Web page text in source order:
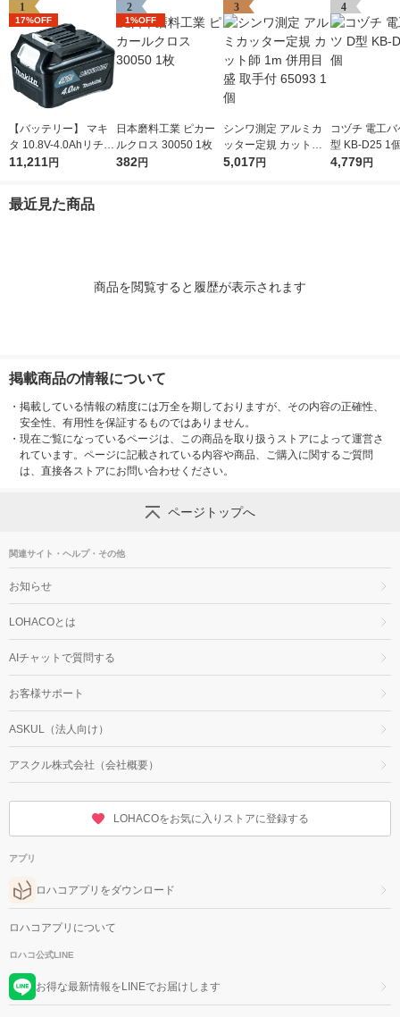
1
17%OFF
【バッテリー】 マキ
タ 10.8V-4.0Ahリチウ
ムイオンバッテリ A-5
11,211円
2
1%OFF
日本磨料工業 ピカー
ルクロス 30050 1枚
382円
3
シンワ測定 アルミカ
ッター定規 カット師
1m 併用目盛 取手付 6
5,017円
4
コヅチ 電工
型 KB-D25 1
4,779円
最近見た商品
商品を閲覧すると履歴が表示されます
掲載商品の情報について
・ 掲載している情報の精度には万全を期しておりますが、その内容の正確性、
安全性、有用性を保証するものではありません。
・ 現在ご覧になっているページは、この商品を取り扱うストアによって運営さ
れています。ページに記載されている内容や商品、ご購入に関するご質問
は、直接各ストアにお問い合わせください。
ページトップへ
関連サイト・ヘルプ・その他
お知らせ
LOHACOとは
AIチャットで質問する
お客様サポート
ASKUL（法人向け）
アスクル株式会社（会社概要）
LOHACOをお気に入りストアに登録する
アプリ
ロハコアプリをダウンロード
ロハコアプリについて
ロハコ公式LINE
お得な最新情報をLINEでお届けします